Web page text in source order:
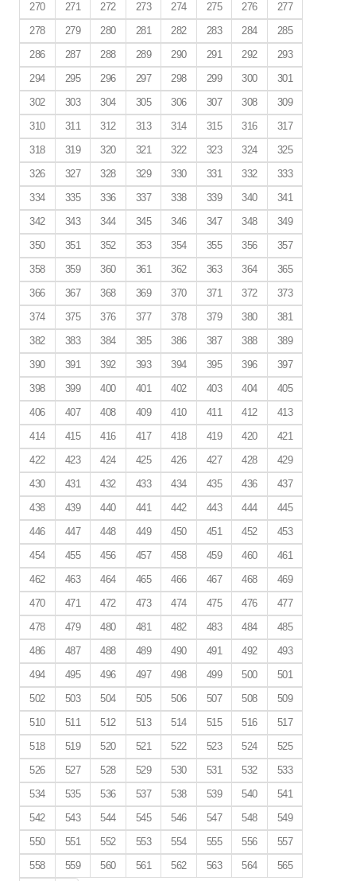
270
271 272 273 274 275 276
277
278
279 280 281 282 283 284
285
286
287 288 289 290 291 292
293
294
295 296 297 298 299 300
301
302
303 304 305 306 307 308
309
310
311 312 313 314 315 316
317
318
319 320 321 322 323 324
325
326
327 328 329 330 331 332
333
334
335 336 337 338 339 340
341
342
343 344 345 346 347 348
349
350
351 352 353 354 355 356
357
358
359 360 361 362 363 364
365
366
367 368 369 370 371 372
373
374
375 376 377 378 379 380
381
382
383 384 385 386 387 388
389
390
391 392 393 394 395 396
397
398
399 400 401 402 403 404
405
406
407 408 409 410 411 412
413
414
415 416 417 418 419 420
421
422
423 424 425 426 427 428
429
430
431 432 433 434 435 436
437
438
439 440 441 442 443 444
445
446
447 448 449 450 451 452
453
454
455 456 457 458 459 460
461
462
463 464 465 466 467 468
469
470
471 472 473 474 475 476
477
478
479 480 481 482 483 484
485
486
487 488 489 490 491 492
493
494
495 496 497 498 499 500
501
502
503 504 505 506 507 508
509
510
511 512 513 514 515 516
517
518
519 520 521 522 523 524
525
526
527 528 529 530 531 532
533
534
535 536 537 538 539 540
541
542
543 544 545 546 547 548
549
550
551 552 553 554 555 556
557
558
559 560 561 562 563 564
565